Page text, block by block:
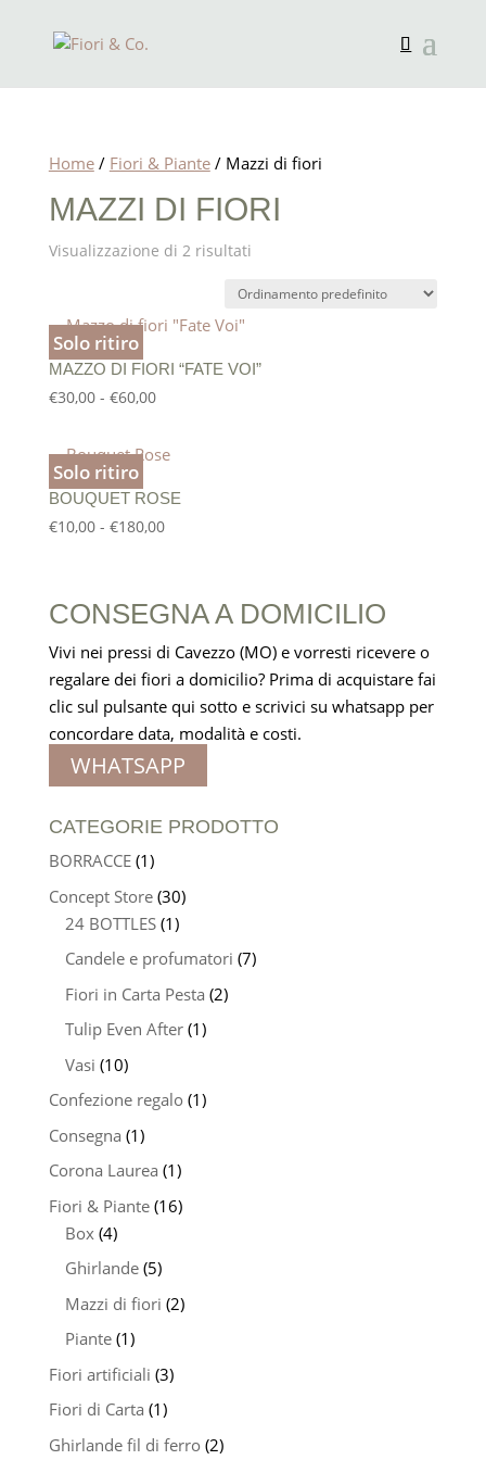
Home/ Fiori & Piante/ Mazzi di fiori
MAZZI DI FIORI
Visualizzazione di 2 risultati
Solo ritiro
MAZZO DI FIORI “FATE VOI”
€30,00 - €60,00Fascia
€30,00
a
Solo ritiro
BOUQUET ROSE
€10,00 - €180,00Fascia
da
€10,00
a
€180,00
CONSEGNA A DOMICILIO
Vivi nei pressi di Cavezzo (MO) e vorresti ricevere o
regalare dei fiori a domicilio? Prima di acquistare fai
clic sul pulsante qui sotto e scrivici su whatsapp per
concordare data, modalità e costi.
WHATSAPP
CATEGORIE PRODOTTO
BORRACCE (1)
Concept Store (30)
24 BOTTLES (1)
Candele e profumatori (7)
Fiori in Carta Pesta (2)
Tulip Even After (1)
Vasi (10)
Confezione regalo (1)
Consegna (1)
Corona Laurea (1)
Fiori & Piante (16)
Box (4)
Ghirlande (5)
Mazzi di fiori (2)
Piante (1)
Fiori artificiali (3)
Fiori di Carta (1)
Ghirlande fil di ferro (2)